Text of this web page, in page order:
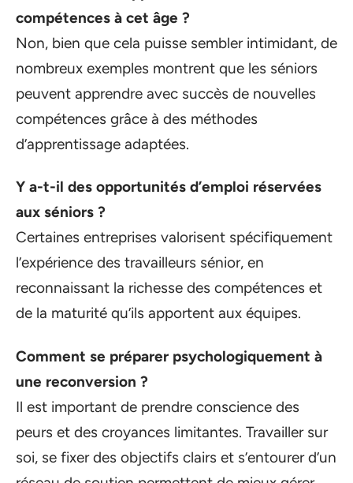
compétences à cet âge ?
Non, bien que cela puisse sembler intimidant, de
nombreux exemples montrent que les séniors
peuvent apprendre avec succès de nouvelles
compétences grâce à des méthodes
d’apprentissage adaptées.
Y a-t-il des opportunités d’emploi réservées
aux séniors ?
Certaines entreprises valorisent spécifiquement
l’expérience des travailleurs sénior, en
reconnaissant la richesse des compétences et
de la maturité qu’ils apportent aux équipes.
Comment se préparer psychologiquement à
une reconversion ?
Il est important de prendre conscience des
peurs et des croyances limitantes. Travailler sur
soi, se fixer des objectifs clairs et s’entourer d’un